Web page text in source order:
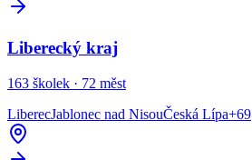
Liberecký kraj
163 školek · 72 měst
LiberecJablonec nad NisouČeská Lípa+69